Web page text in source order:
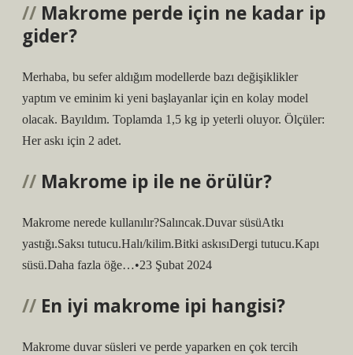
Makrome perde için ne kadar ip
gider?
Merhaba, bu sefer aldığım modellerde bazı değişiklikler
yaptım ve eminim ki yeni başlayanlar için en kolay model
olacak. Bayıldım. Toplamda 1,5 kg ip yeterli oluyor. Ölçüler:
Her askı için 2 adet.
Makrome ip ile ne örülür?
Makrome nerede kullanılır?Salıncak.Duvar süsüAtkı
yastığı.Saksı tutucu.Halı/kilim.Bitki askısıDergi tutucu.Kapı
süsü.Daha fazla öğe…•23 Şubat 2024
En iyi makrome ipi hangisi?
Makrome duvar süsleri ve perde yaparken en çok tercih